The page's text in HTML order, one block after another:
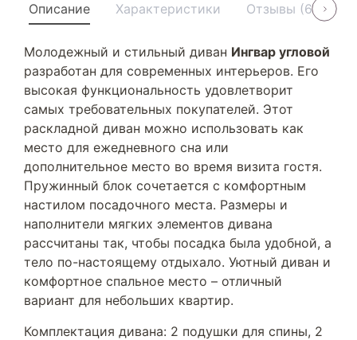
Описание Характеристики Отзывы (6)
Молодежный и стильный диван Ингвар угловой
разработан для современных интерьеров. Его
высокая функциональность удовлетворит
самых требовательных покупателей. Этот
раскладной диван можно использовать как
место для ежедневного сна или
дополнительное место во время визита гостя.
Пружинный блок сочетается с комфортным
настилом посадочного места. Размеры и
наполнители мягких элементов дивана
рассчитаны так, чтобы посадка была удобной, а
тело по-настоящему отдыхало. Уютный диван и
комфортное спальное место – отличный
вариант для небольших квартир.
Комплектация дивана: 2 подушки для спины, 2